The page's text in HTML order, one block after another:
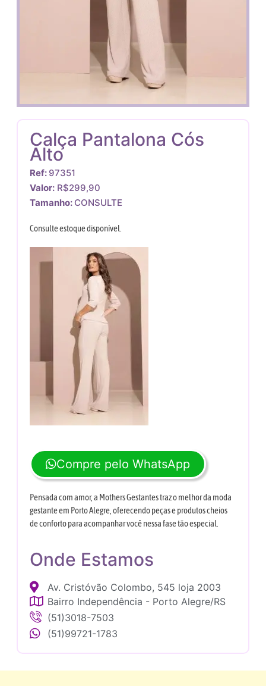
Calça Pantalona Cós
Alto
Ref: 97351
Valor: R$299,90
Tamanho: CONSULTE
Consulte estoque disponível.
Compre pelo WhatsApp
Pensada com amor, a Mothers Gestantes traz o melhor da moda
gestante em Porto Alegre, oferecendo peças e produtos cheios
de conforto para acompanhar você nessa fase tão especial.
Onde Estamos
Av. Cristóvão Colombo, 545 loja 2003
Bairro Independência - Porto Alegre/RS
(51)3018-7503
(51)99721-1783